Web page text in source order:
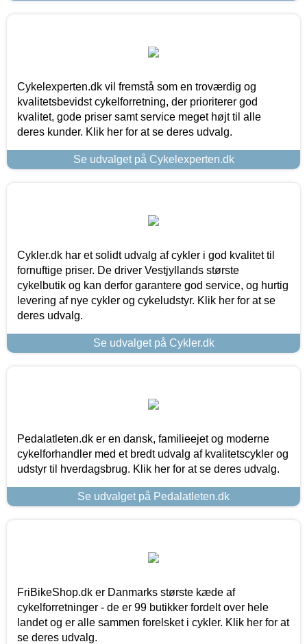
Cykelexperten.dk vil fremstå som en troværdig og
kvalitetsbevidst cykelforretning, der prioriterer god
kvalitet, gode priser samt service meget højt til alle
deres kunder. Klik her for at se deres udvalg.
Se udvalget på Cykelexperten.dk
Cykler.dk har et solidt udvalg af cykler i god kvalitet til
fornuftige priser. De driver Vestjyllands største
cykelbutik og kan derfor garantere god service, og hurtig
levering af nye cykler og cykeludstyr. Klik her for at se
deres udvalg.
Se udvalget på Cykler.dk
Pedalatleten.dk er en dansk, familieejet og moderne
cykelforhandler med et bredt udvalg af kvalitetscykler og
udstyr til hverdagsbrug. Klik her for at se deres udvalg.
Se udvalget på Pedalatleten.dk
FriBikeShop.dk er Danmarks største kæde af
cykelforretninger - de er 99 butikker fordelt over hele
landet og er alle sammen forelsket i cykler. Klik her for at
se deres udvalg.